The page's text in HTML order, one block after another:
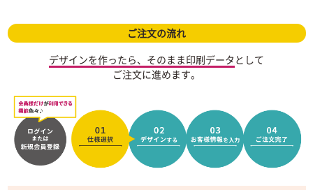
ご注文の流れ
デザインを作ったら、そのまま印刷データ として
ご注文に進めます。